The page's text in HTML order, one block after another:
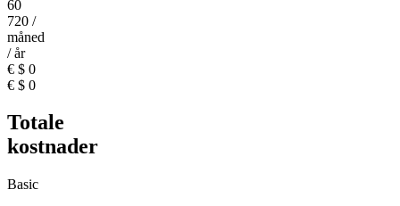
60
720 /
måned
/ år
€ $ 0
€ $ 0
Totale
kostnader
Basic